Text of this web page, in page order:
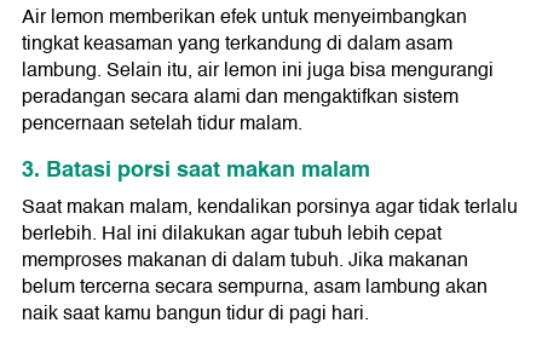
Air lemon memberikan efek untuk menyeimbangkan
tingkat keasaman yang terkandung di dalam asam
lambung. Selain itu, air lemon ini juga bisa mengurangi
peradangan secara alami dan mengaktifkan sistem
pencernaan setelah tidur malam.
3. Batasi porsi saat makan malam
Saat makan malam, kendalikan porsinya agar tidak terlalu
berlebih. Hal ini dilakukan agar tubuh lebih cepat
memproses makanan di dalam tubuh. Jika makanan
belum tercerna secara sempurna, asam lambung akan
naik saat kamu bangun tidur di pagi hari.